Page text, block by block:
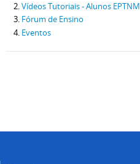
Vídeos Tutoriais - Alunos EPTNM
Fórum de Ensino
Eventos